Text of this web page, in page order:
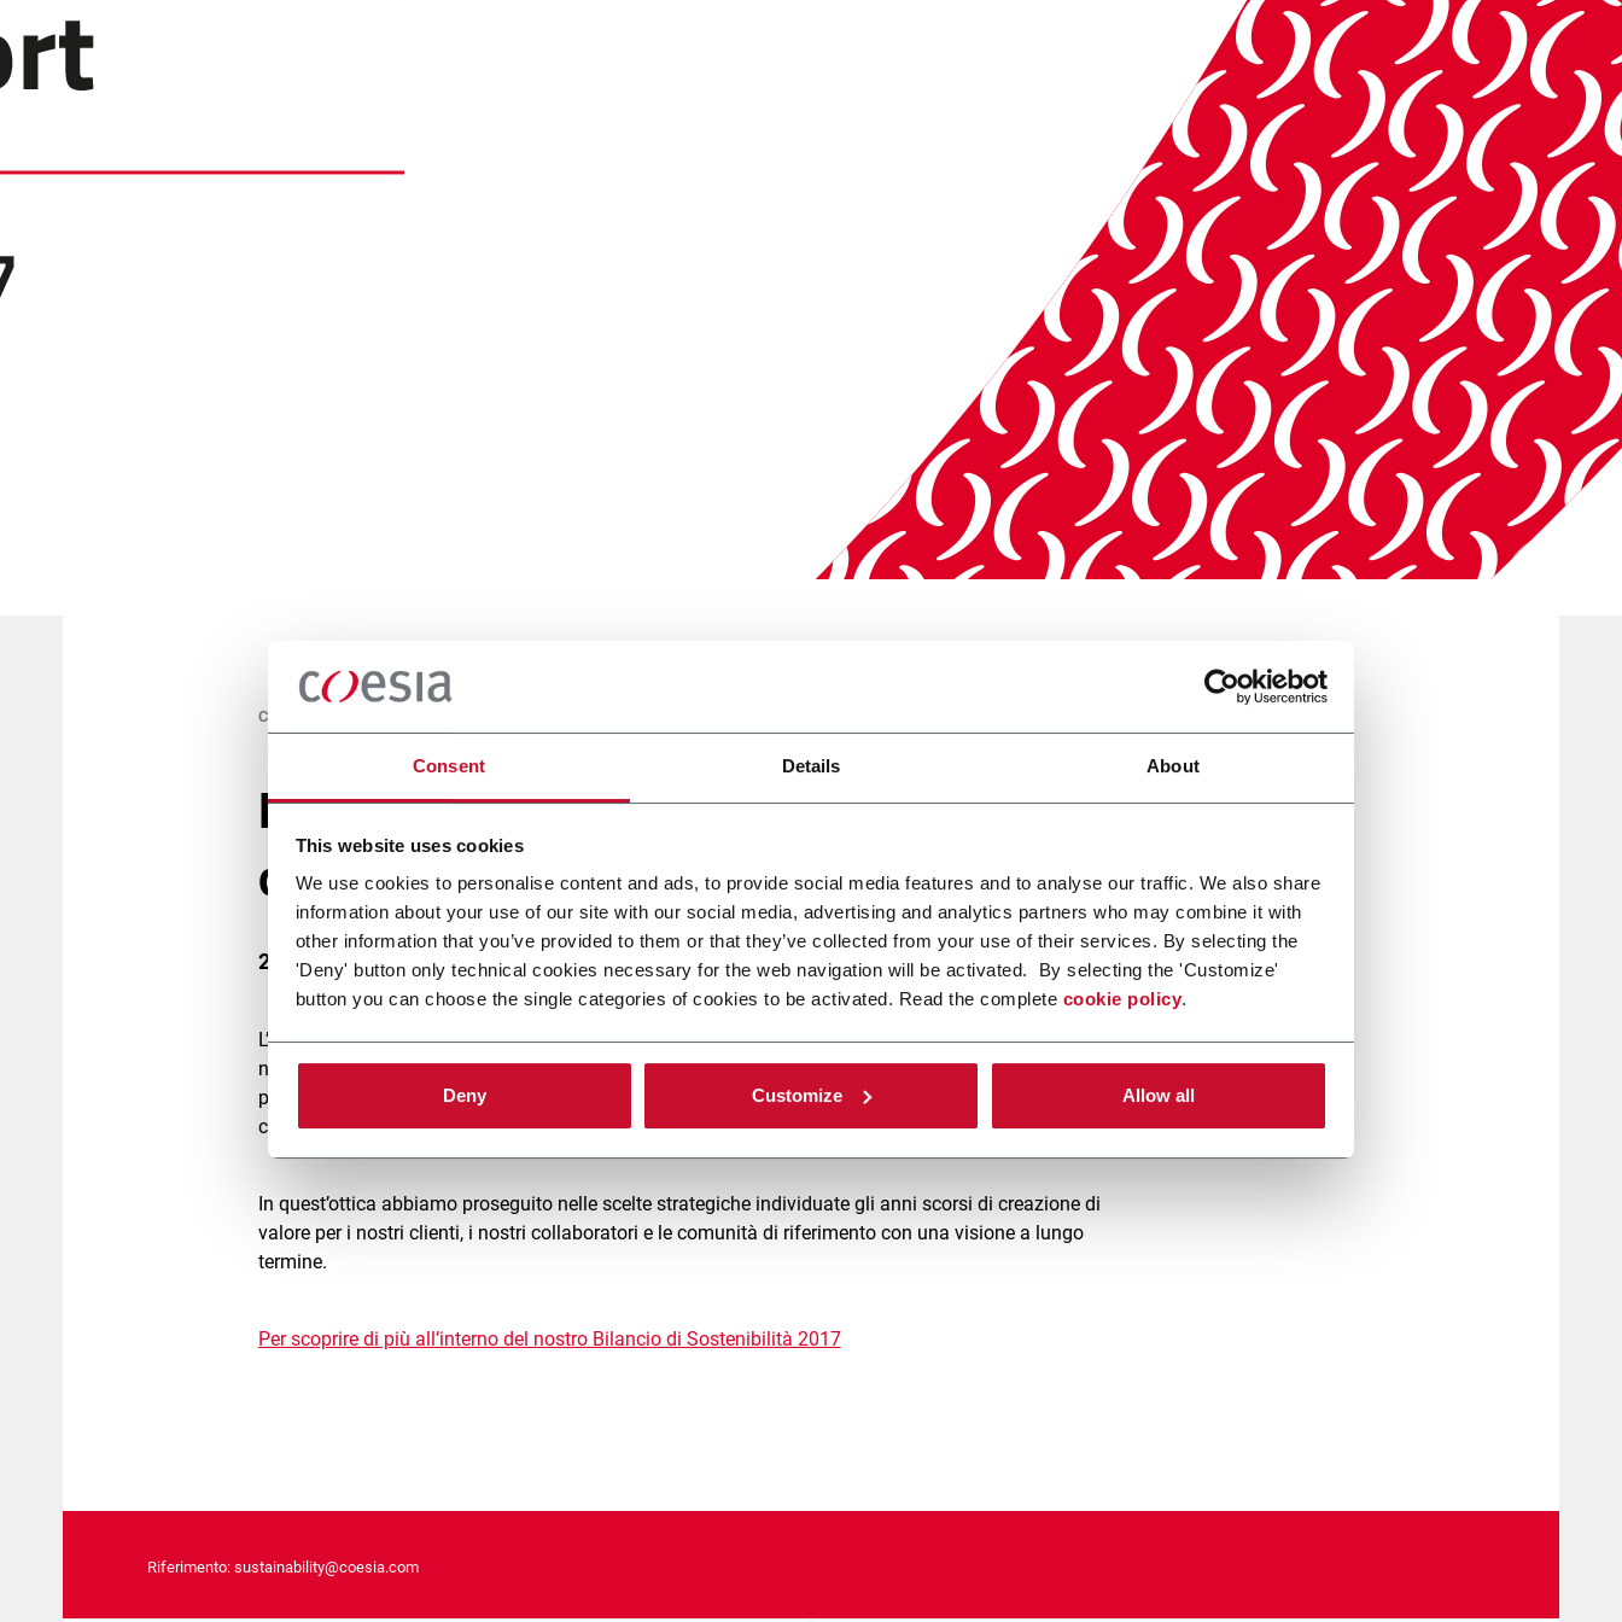
Consent Details About
This website uses cookies
We use cookies to personalise content and ads, to provide social media features and to analyse our traffic. We also share
information about your use of our site with our social media, advertising and analytics partners who may combine it with
other information that you’ve provided to them or that they’ve collected from your use of their services. By selecting the
'Deny' button only technical cookies necessary for the web navigation will be activated. By selecting the 'Customize'
button you can choose the single categories of cookies to be activated. Read the complete cookie policy.
Deny Customize Allow all
COESIA
E’ online il Bilancio di Sostenibilità 2017
di Coesia
23 Ottobre 2018
L’impegno di unire sempre la tutela dei temi sociali e ambientali ai risultati finanziari appartiene alla
nostra cultura e deriva dalla profonda consapevolezza che il valore di un’impresa è determinato dal
patrimonio di conoscenze storiche e tecniche provenienti dai diversi territori in cui operiamo e dai nostri
collaboratori.
In quest’ottica abbiamo proseguito nelle scelte strategiche individuate gli anni scorsi di creazione di
valore per i nostri clienti, i nostri collaboratori e le comunità di riferimento con una visione a lungo
termine.
Per scoprire di più all’interno del nostro Bilancio di Sostenibilità 2017
Riferimento: sustainability@coesia.com